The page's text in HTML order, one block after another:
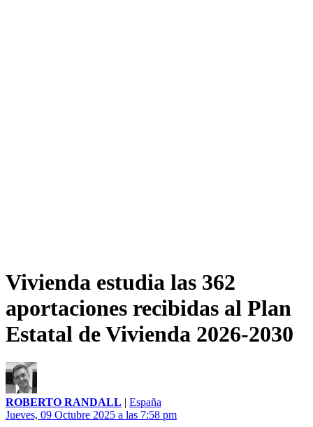
Vivienda estudia las 362
aportaciones recibidas al Plan
Estatal de Vivienda 2026-2030
ROBERTO RANDALL | España
Jueves, 09 Octubre 2025 a las 7:58 pm